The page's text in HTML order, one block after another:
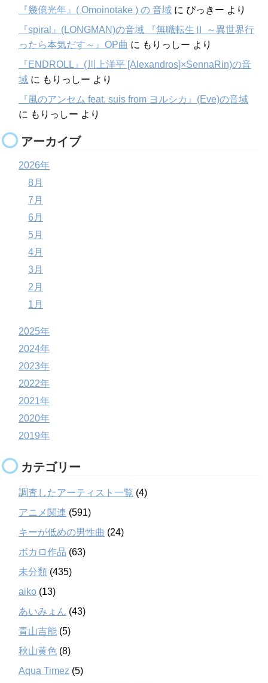
『幾億光年』( Omoinotake ) の 音域 に ぴっきー より
『spiral』(LONGMAN)の音域 『無職転生Ⅱ ～異世界行
ったら本気だす～』OP曲 に もりっしー より
『ENDROLL』(川上洋平 [Alexandros]×SennaRin)の音
域 に もりっしー より
『風のアンセム feat. suis from ヨルシカ』(Eve)の音域
に もりっしー より
アーカイブ
2026年
8月
7月
6月
5月
4月
3月
2月
1月
2025年
2024年
2023年
2022年
2021年
2020年
2019年
カテゴリー
調査したアーティスト一覧 (4)
アニメ関連 (591)
キーが低めの男性曲 (24)
ボカロ作品 (63)
未分類 (435)
aiko (13)
あいみょん (43)
青山吉能 (5)
秋山黄色 (8)
Aqua Timez (5)